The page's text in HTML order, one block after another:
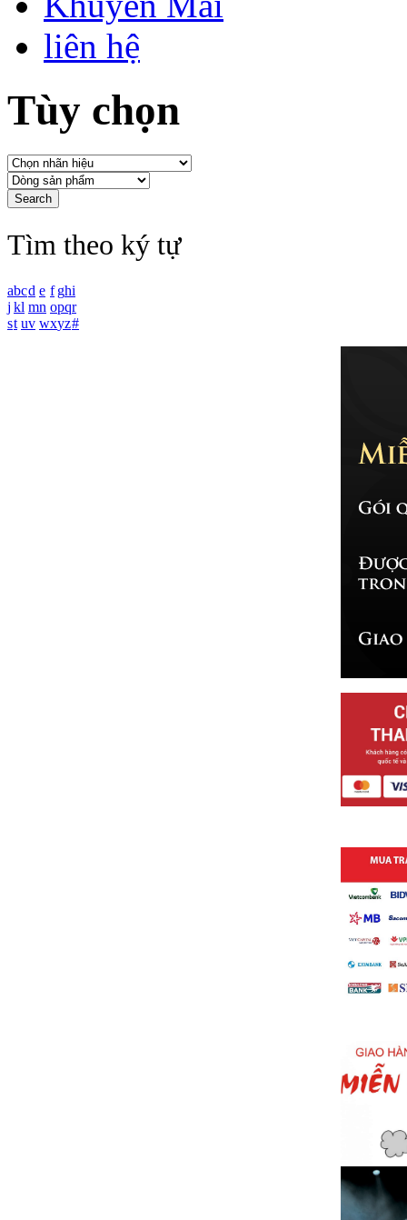
liên hệ
Tùy chọn
Tìm theo ký tự
abcd e f ghi
j kl mn opqr
st uv wxyz#